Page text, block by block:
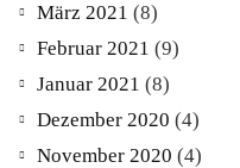
März 2021 (8)
Februar 2021 (9)
Januar 2021 (8)
Dezember 2020 (4)
November 2020 (4)